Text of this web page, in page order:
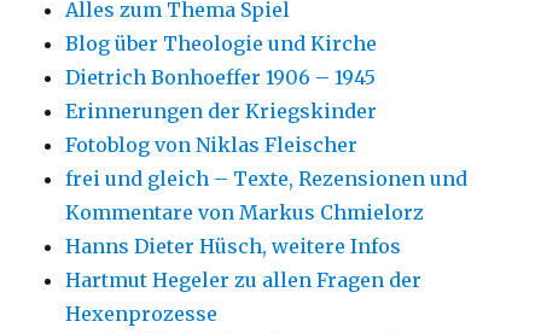
Alles zum Thema Spiel
Blog über Theologie und Kirche
Dietrich Bonhoeffer 1906 – 1945
Erinnerungen der Kriegskinder
Fotoblog von Niklas Fleischer
frei und gleich – Texte, Rezensionen und
Kommentare von Markus Chmielorz
Hanns Dieter Hüsch, weitere Infos
Hartmut Hegeler zu allen Fragen der
Hexenprozesse